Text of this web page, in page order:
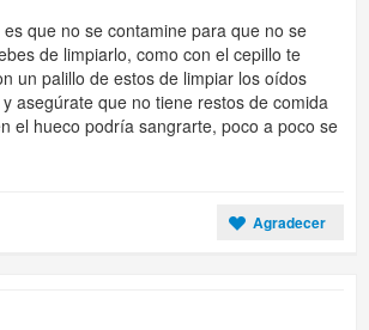
que no se contamine para que no se
de limpiarlo, como con el cepillo te
un palillo de estos de limpiar los oídos
asegúrate que no tiene restos de comida
el hueco podría sangrarte, poco a poco se
Agradecer